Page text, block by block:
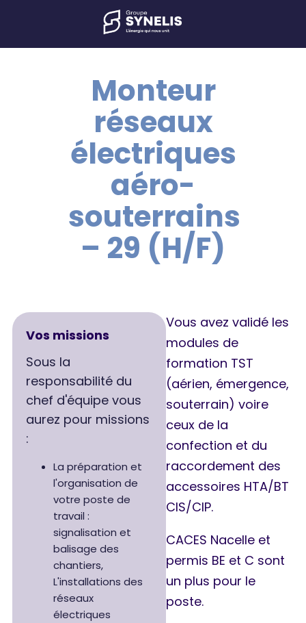
Monteur
réseaux
électriques
aéro-
souterrains
– 29 (H/F)
Vos missions
Sous la
responsabilité du
chef d'équipe vous
aurez pour missions
:
La préparation et
l'organisation de
votre poste de
travail :
signalisation et
balisage des
chantiers,
L'installations des
réseaux
électriques
Vous avez validé les
modules de
formation TST
(aérien, émergence,
souterrain) voire
ceux de la
confection et du
raccordement des
accessoires HTA/BT
CIS/CIP.
CACES Nacelle et
permis BE et C sont
un plus pour le
poste.